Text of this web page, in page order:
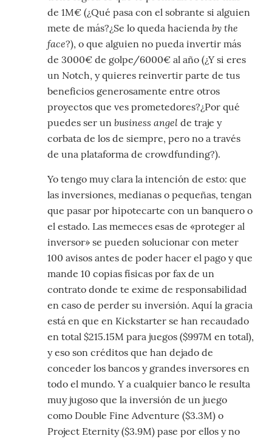
de 1M€ (¿Qué pasa con el sobrante si alguien
mete de más?¿Se lo queda hacienda by the
face?), o que alguien no pueda invertir más
de 3000€ de golpe/6000€ al año (¿Y si eres
un Notch, y quieres reinvertir parte de tus
beneficios generosamente entre otros
proyectos que ves prometedores?¿Por qué
puedes ser un business angel de traje y
corbata de los de siempre, pero no a través
de una plataforma de crowdfunding?).
Yo tengo muy clara la intención de esto: que
las inversiones, medianas o pequeñas, tengan
que pasar por hipotecarte con un banquero o
el estado. Las memeces esas de «proteger al
inversor» se pueden solucionar con meter
100 avisos antes de poder hacer el pago y que
mande 10 copias físicas por fax de un
contrato donde te exime de responsabilidad
en caso de perder su inversión. Aquí la gracia
está en que en Kickstarter se han recaudado
en total $215.15M para juegos ($997M en total),
y eso son créditos que han dejado de
conceder los bancos y grandes inversores en
todo el mundo. Y a cualquier banco le resulta
muy jugoso que la inversión de un juego
como Double Fine Adventure ($3.3M) o
Project Eternity ($3.9M) pase por ellos y no